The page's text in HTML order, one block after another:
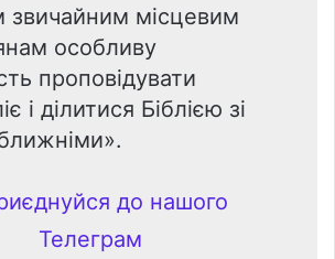
звичайним місцевим
особливу
проповідувати
і ділитися Біблією зі
до нашого
Телеграм